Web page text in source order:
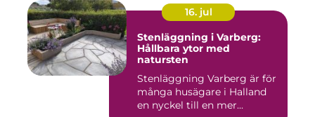
16. jul
Stenläggning i Varberg:
Hållbara ytor med
natursten
Stenläggning Varberg är för
många husägare i Halland
en nyckel till en mer...